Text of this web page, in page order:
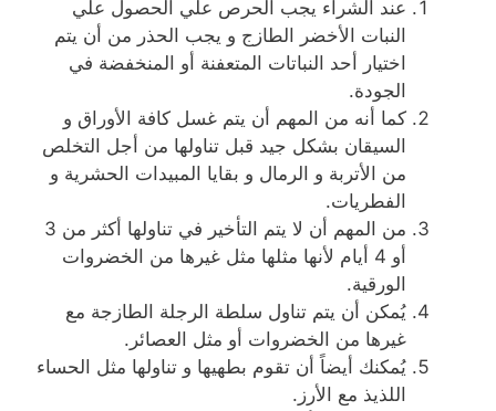
عند الشراء يجب الحرص علي الحصول علي
النبات الأخضر الطازج و يجب الحذر من أن يتم
اختيار أحد النباتات المتعفنة أو المنخفضة في
الجودة.
كما أنه من المهم أن يتم غسل كافة الأوراق و
السيقان بشكل جيد قبل تناولها من أجل التخلص
من الأتربة و الرمال و بقايا المبيدات الحشرية و
الفطريات.
من المهم أن لا يتم التأخير في تناولها أكثر من 3
أو 4 أيام لأنها مثلها مثل غيرها من الخضروات
الورقية.
يُمكن أن يتم تناول سلطة الرجلة الطازجة مع
غيرها من الخضروات أو مثل العصائر.
يُمكنك أيضاً أن تقوم بطهيها و تناولها مثل الحساء
اللذيذ مع الأرز.